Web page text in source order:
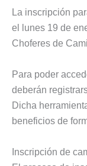
La inscripción
el lunes 19 de
Choferes de
Para poder
deberán
Dicha
beneficios de
Inscripción de